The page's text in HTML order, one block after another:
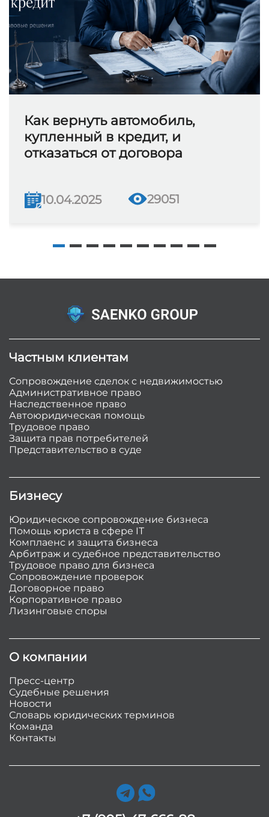
Как вернуть автомобиль,
купленный в кредит, и
отказаться от договора
10.04.2025 29051
Частным клиентам
Сопровождение сделок с недвижимостью
Административное право
Наследственное право
Автоюридическая помощь
Трудовое право
Защита прав потребителей
Представительство в суде
Бизнесу
Юридическое сопровождение бизнеса
Помощь юриста в сфере IT
Комплаенс и защита бизнеса
Арбитраж и судебное представительство
Трудовое право для бизнеса
Сопровождение проверок
Договорное право
Корпоративное право
Лизинговые споры
О компании
Пресс-центр
Судебные решения
Новости
Словарь юридических терминов
Команда
Контакты